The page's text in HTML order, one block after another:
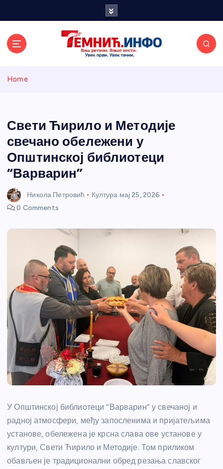
и портал
Home
Свети Ћирило и Методије
свечано обележени у
Општинској библиотеци
“Варварин”
Никола Петровић Култура мај 25, 2026
0 Comments
У Општинској библиотеци “Варварин” у свечаној и
радној атмосфери, међу запосленима и пријатељима
установе, обележена је крсна слава ове установе у
култури, Свети Ћирило и Методије. Том приликом
обављен је традиционални обред резања славског